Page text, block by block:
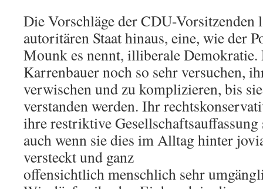
Die Vorschläge der CDU-Vorsitzenden
autoritären Staat hinaus, eine, wie der
Mounk es nennt, illiberale
Karrenbauer noch so sehr versuchen,
verwischen und zu komplizieren, bis
verstanden werden. Ihr
ihre restriktive
auch wenn sie dies im Alltag hinter
versteckt und ganz
offensichtlich menschlich sehr